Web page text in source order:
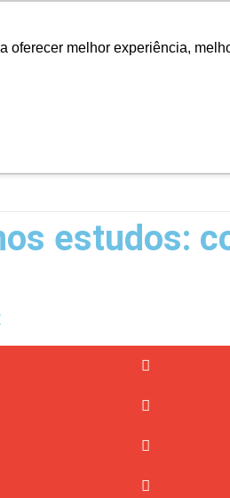
oferecer melhor experiência,
estudos: